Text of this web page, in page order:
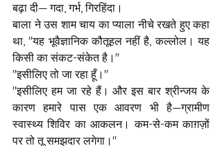
बढ़ा दी— गदा, गर्भ, गिरहिंदा।
बाला ने उस शाम चाय का प्याला नीचे रखते हुए कहा
था, "यह भूवैज्ञानिक कौतूहल नहीं है, कल्लोल। यह
किसी का संकट-संकेत है।"
"इसीलिए तो जा रहा हूँ।"
"इसीलिए हम जा रहे हैं। और इस बार श्रीन्जय के
कारण हमारे पास एक आवरण भी है—ग्रामीण
स्वास्थ्य शिविर का आकलन। कम-से-कम काग़ज़ों
पर तो तू समझदार लगेगा।"